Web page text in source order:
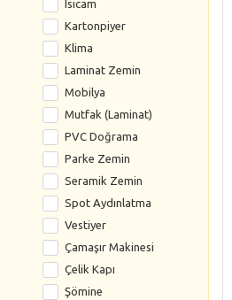
Isıcam
Kartonpiyer
Klima
Laminat Zemin
Mobilya
Mutfak (Laminat)
PVC Doğrama
Parke Zemin
Seramik Zemin
Spot Aydınlatma
Vestiyer
Çamaşır Makinesi
Çelik Kapı
Şömine